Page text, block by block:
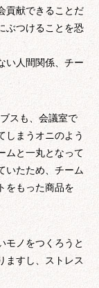
貢献できることだ
ぶつけることを恐
い人間関係、チー
スも、会議室で
しまうオニのよう
ムと一丸となって
いたため、チーム
をもった商品を
モノをつくろうと
ますし、ストレス